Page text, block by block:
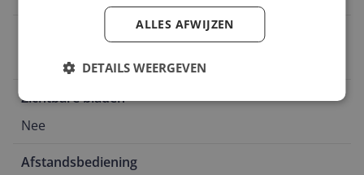
Plafondkap past over centraaldoos
Zichtbare bladen
Nee
Afstandsbediening
ALLES AFWIJZEN
DETAILS WEERGEVEN